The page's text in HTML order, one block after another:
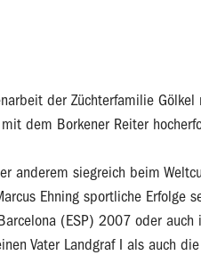
der Züchterfamilie
dem Borkener Reiter
anderem siegreich beim
Ehning sportliche Erfolge
(ESP) 2007 oder
Vater Landgraf I als auch